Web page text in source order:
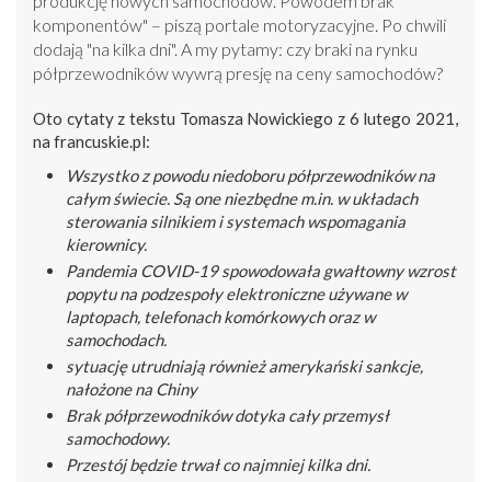
komponentów" – piszą portale motoryzacyjne. Po chwili
dodają "na kilka dni". A my pytamy: czy braki na rynku
półprzewodników wywrą presję na ceny samochodów?
Oto cytaty z tekstu Tomasza Nowickiego z 6 lutego 2021,
na francuskie.pl:
Wszystko z powodu niedoboru półprzewodników na
całym świecie. Są one niezbędne m.in. w układach
sterowania silnikiem i systemach wspomagania
kierownicy.
Pandemia COVID-19 spowodowała gwałtowny wzrost
popytu na podzespoły elektroniczne używane w
laptopach, telefonach komórkowych oraz w
samochodach.
sytuację utrudniają również amerykański sankcje,
nałożone na Chiny
Brak półprzewodników dotyka cały przemysł
samochodowy.
Przestój będzie trwał co najmniej kilka dni.